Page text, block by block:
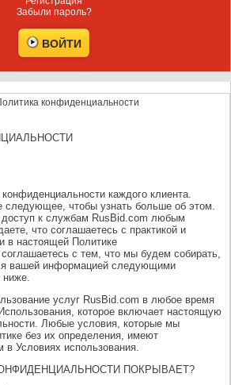
Забыли пароль?
конфиденциальности
каждого клиента.
следующее, чтобы узнать больше об этом.
доступ к службам RusBid.com любым
что соглашаетесь с практикой и
в настоящей Политике
с тем, что мы будем собирать,
вашей информацией следующими
ниже.
услуг RusBid.com в любое время
которое включает настоящую
Любые условия, которые мы
без их определения, имеют
Условиях использования.
ПОКРЫВАЕТ?